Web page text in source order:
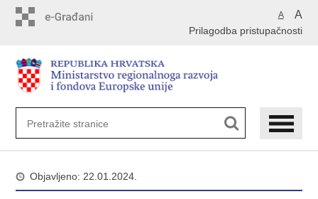
A A
Prilagodba pristupačnosti
Objavljeno: 22.01.2024.